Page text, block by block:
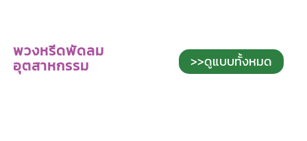
พวงหรีดพัดลม
อุตสาหกรรม >>ดูแบบทั้งหมด